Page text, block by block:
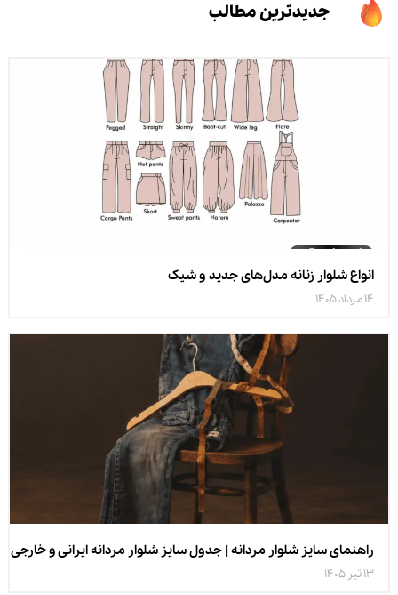
جدیدترین مطالب
انواع شلوار زنانه مدل‌های جدید و شیک
14 مرداد 1405
راهنمای سایز شلوار مردانه | جدول سایز شلوار مردانه ایرانی و خارجی
13 تیر 1405